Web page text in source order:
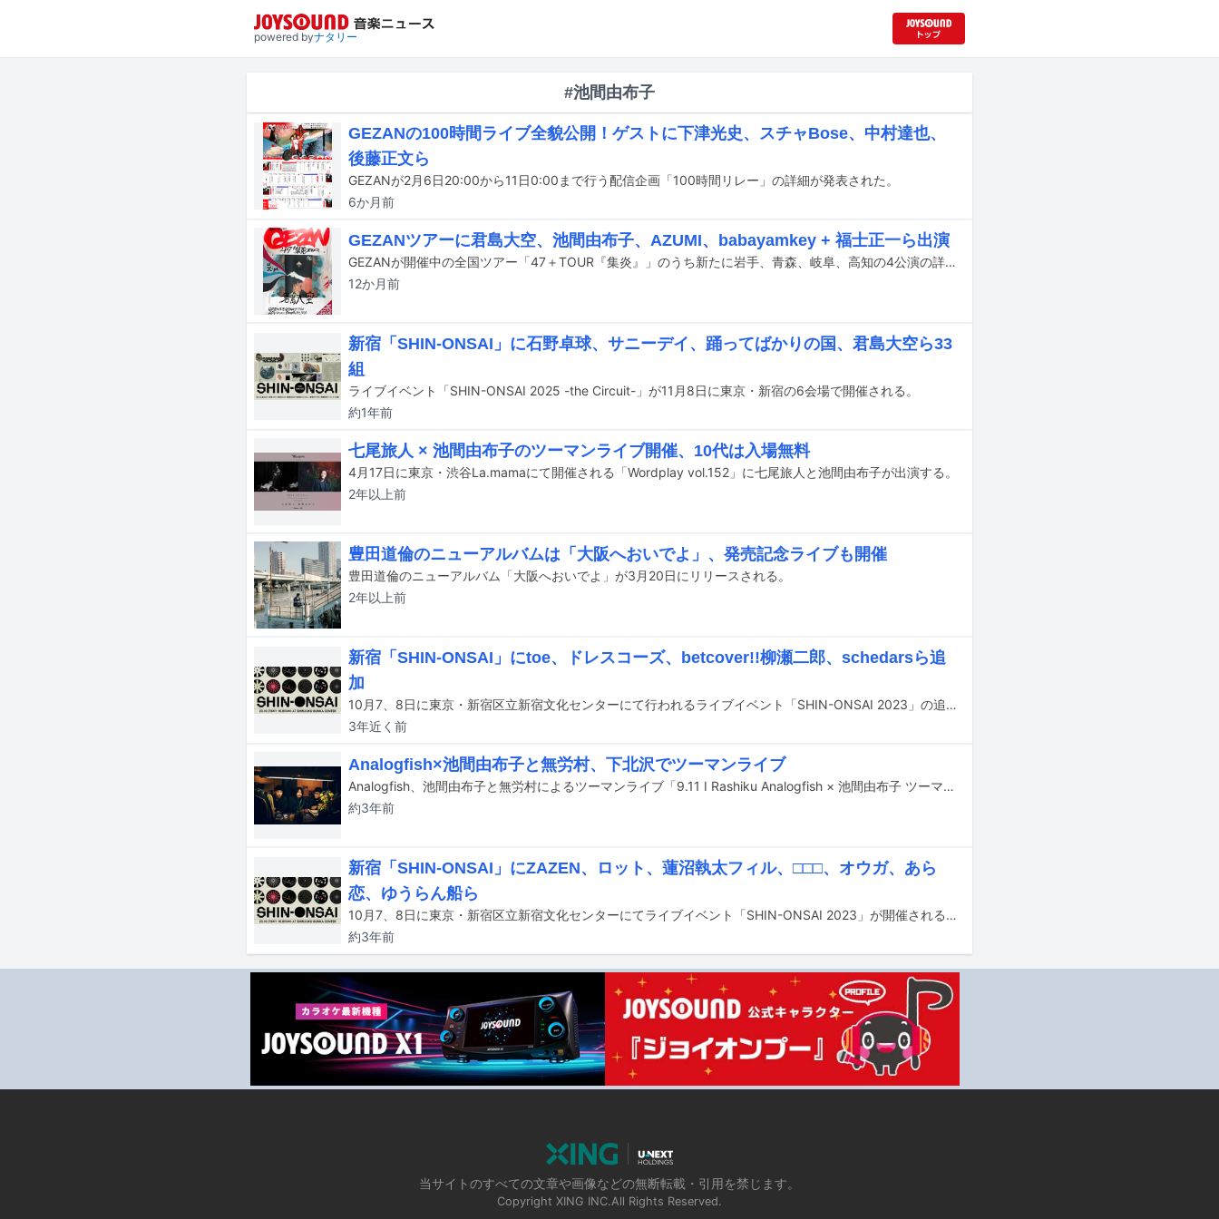
powered byナタリー
#池間由布子
GEZANの100時間ライブ全貌公開！ゲストに下津光史、スチャBose、中村達也、
後藤正文ら
GEZANが2月6日20:00から11日0:00まで行う配信企画「100時間リレー」の詳細が発表された。
6か月前
GEZANツアーに君島大空、池間由布子、AZUMI、babayamkey + 福士正一ら出演
GEZANが開催中の全国ツアー「47＋TOUR『集炎』」のうち新たに岩手、青森、岐阜、高知の4公演の詳細が明らかになった。
12か月前
新宿「SHIN-ONSAI」に石野卓球、サニーデイ、踊ってばかりの国、君島大空ら33
組
ライブイベント「SHIN-ONSAI 2025 -the Circuit-」が11月8日に東京・新宿の6会場で開催される。
約1年前
七尾旅人 × 池間由布子のツーマンライブ開催、10代は入場無料
4月17日に東京・渋谷La.mamaにて開催される「Wordplay vol.152」に七尾旅人と池間由布子が出演する。
2年以上前
豊田道倫のニューアルバムは「大阪へおいでよ」、発売記念ライブも開催
豊田道倫のニューアルバム「大阪へおいでよ」が3月20日にリリースされる。
2年以上前
新宿「SHIN-ONSAI」にtoe、ドレスコーズ、betcover!!柳瀬二郎、schedarsら追
加
10月7、8日に東京・新宿区立新宿文化センターにて行われるライブイベント「SHIN-ONSAI 2023」の追加出演アーティストが発表された。
3年近く 前
Analogfish×池間由布子と無労村、下北沢でツーマンライブ
Analogfish、池間由布子と無労村によるツーマンライブ「9.11 I Rashiku Analogfish × 池間由布子 ツーマンライブ」が9月11日に東京・下北沢SHELTERで開催される。
約3年前
新宿「SHIN-ONSAI」にZAZEN、ロット、蓮沼執太フィル、□□□、オウガ、あら
恋、ゆうらん船ら
10月7、8日に東京・新宿区立新宿文化センターにてライブイベント「SHIN-ONSAI 2023」が開催される。
約3年前
当サイトのすべての文章や画像などの無断転載・引用を禁じます。
Copyright XING INC.All Rights Reserved.